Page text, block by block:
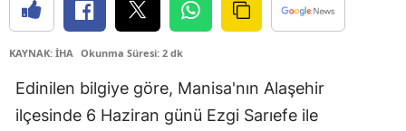
KAYNAK: İHA Okunma Süresi: 2 dk
Edinilen bilgiye göre, Manisa'nın Alaşehir
ilçesinde 6 Haziran günü Ezgi Sarıefe ile